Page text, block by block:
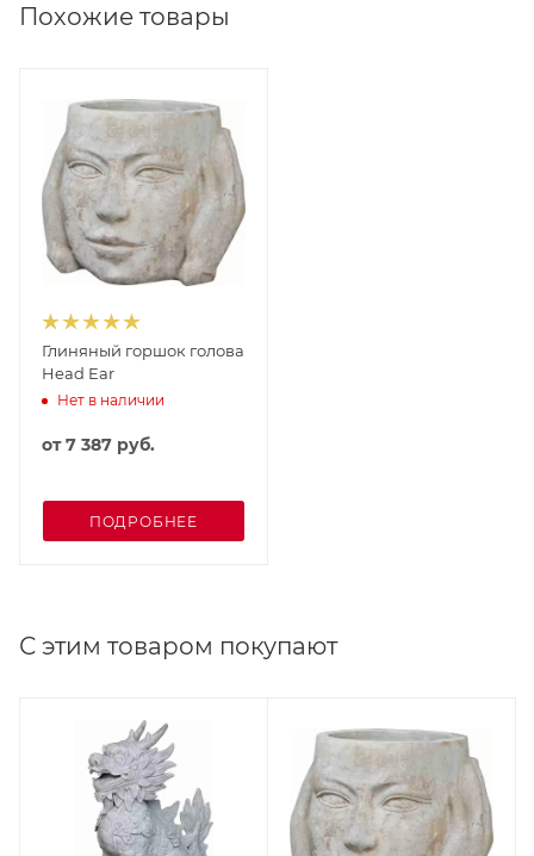
Похожие товары
Глиняный горшок голова
Head Ear
Нет в наличии
от7 387 руб.
ПОДРОБНЕЕ
С этим товаром покупают